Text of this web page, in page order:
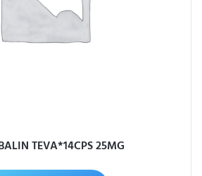
TEVA*14CPS 25MG